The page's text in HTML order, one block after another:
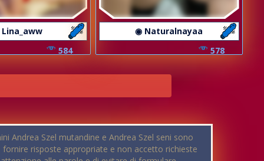
584
◉ Naturalnayaa
578
Andrea Szel mutandine e Andrea Szel seni sono
risposte appropriate e non accetto richieste